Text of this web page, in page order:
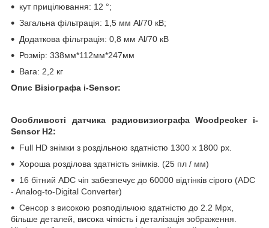
кут прицілювання: 12 °;
Загальна фільтрація: 1,5 мм Al/70 кВ;
Додаткова фільтрація: 0,8 мм Al/70 кВ
Розмір: 338мм*112мм*247мм
Вага: 2,2 кг
Опис Візіографа i-Sensor:
Особливості датчика радиовизиографа Woodpecker i-
Sensor H2:
Full HD знімки з роздільною здатністю 1300 х 1800 px.
Хороша розділова здатність знімків. (25 пл / мм)
16 бітний ADC чіп забезпечує до 60000 відтінків сірого (ADC
- Analog-to-Digital Converter)
Сенсор з високою розподільчою здатністю до 2.2 Mpx,
більше деталей, висока чіткість і деталізація зображення.